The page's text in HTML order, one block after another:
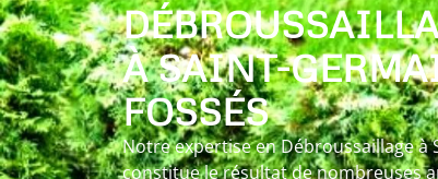
À SAINT-
FOSSÉS
Notre expertise en Débroussaillage à
constitue le résultat de nombreuses